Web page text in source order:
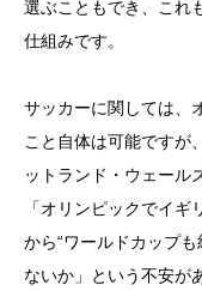
選ぶこともでき、これ
仕組みです。
サッカーに関しては、
こと自体は可能ですが
ットランド・ウェール
「オリンピックでイ
から“ワールドカップ
ないか」という不安が